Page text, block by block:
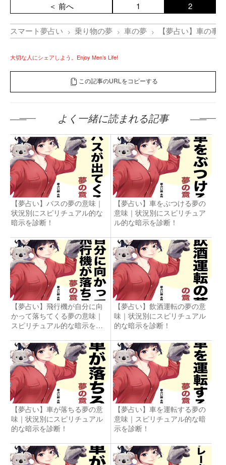
＜ 前へ 1 2
スマート夢占い 乗り物の夢 車の夢 【夢占い】車の事
大切な人にシェアしよう。Enjoy Men’s Life!
この記事のURLをコピーする
よく一緒に読まれる記事
【夢占い】バスの夢の意味｜
状況別にスピリチュアル的な
暗示を診断！
【夢占い】車をぶつける夢の
意味｜状況別にスピリチュア
ル的な暗示を診断！
【夢占い】飛行機が自分に向
かって落ちてくる夢の意味｜
スピリチュアル的な暗示を診
【夢占い】飲酒運転の夢の意
味｜状況別にスピリチュアル
的な暗示を診断！
【夢占い】車が落ちる夢の意
味｜状況別にスピリチュアル
的な暗示を診断！
【夢占い】車を運転する夢の
意味｜スピリチュアル的な暗
示を診断！